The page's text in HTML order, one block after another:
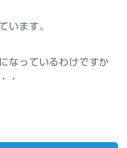
います。
なっているわけですか
・